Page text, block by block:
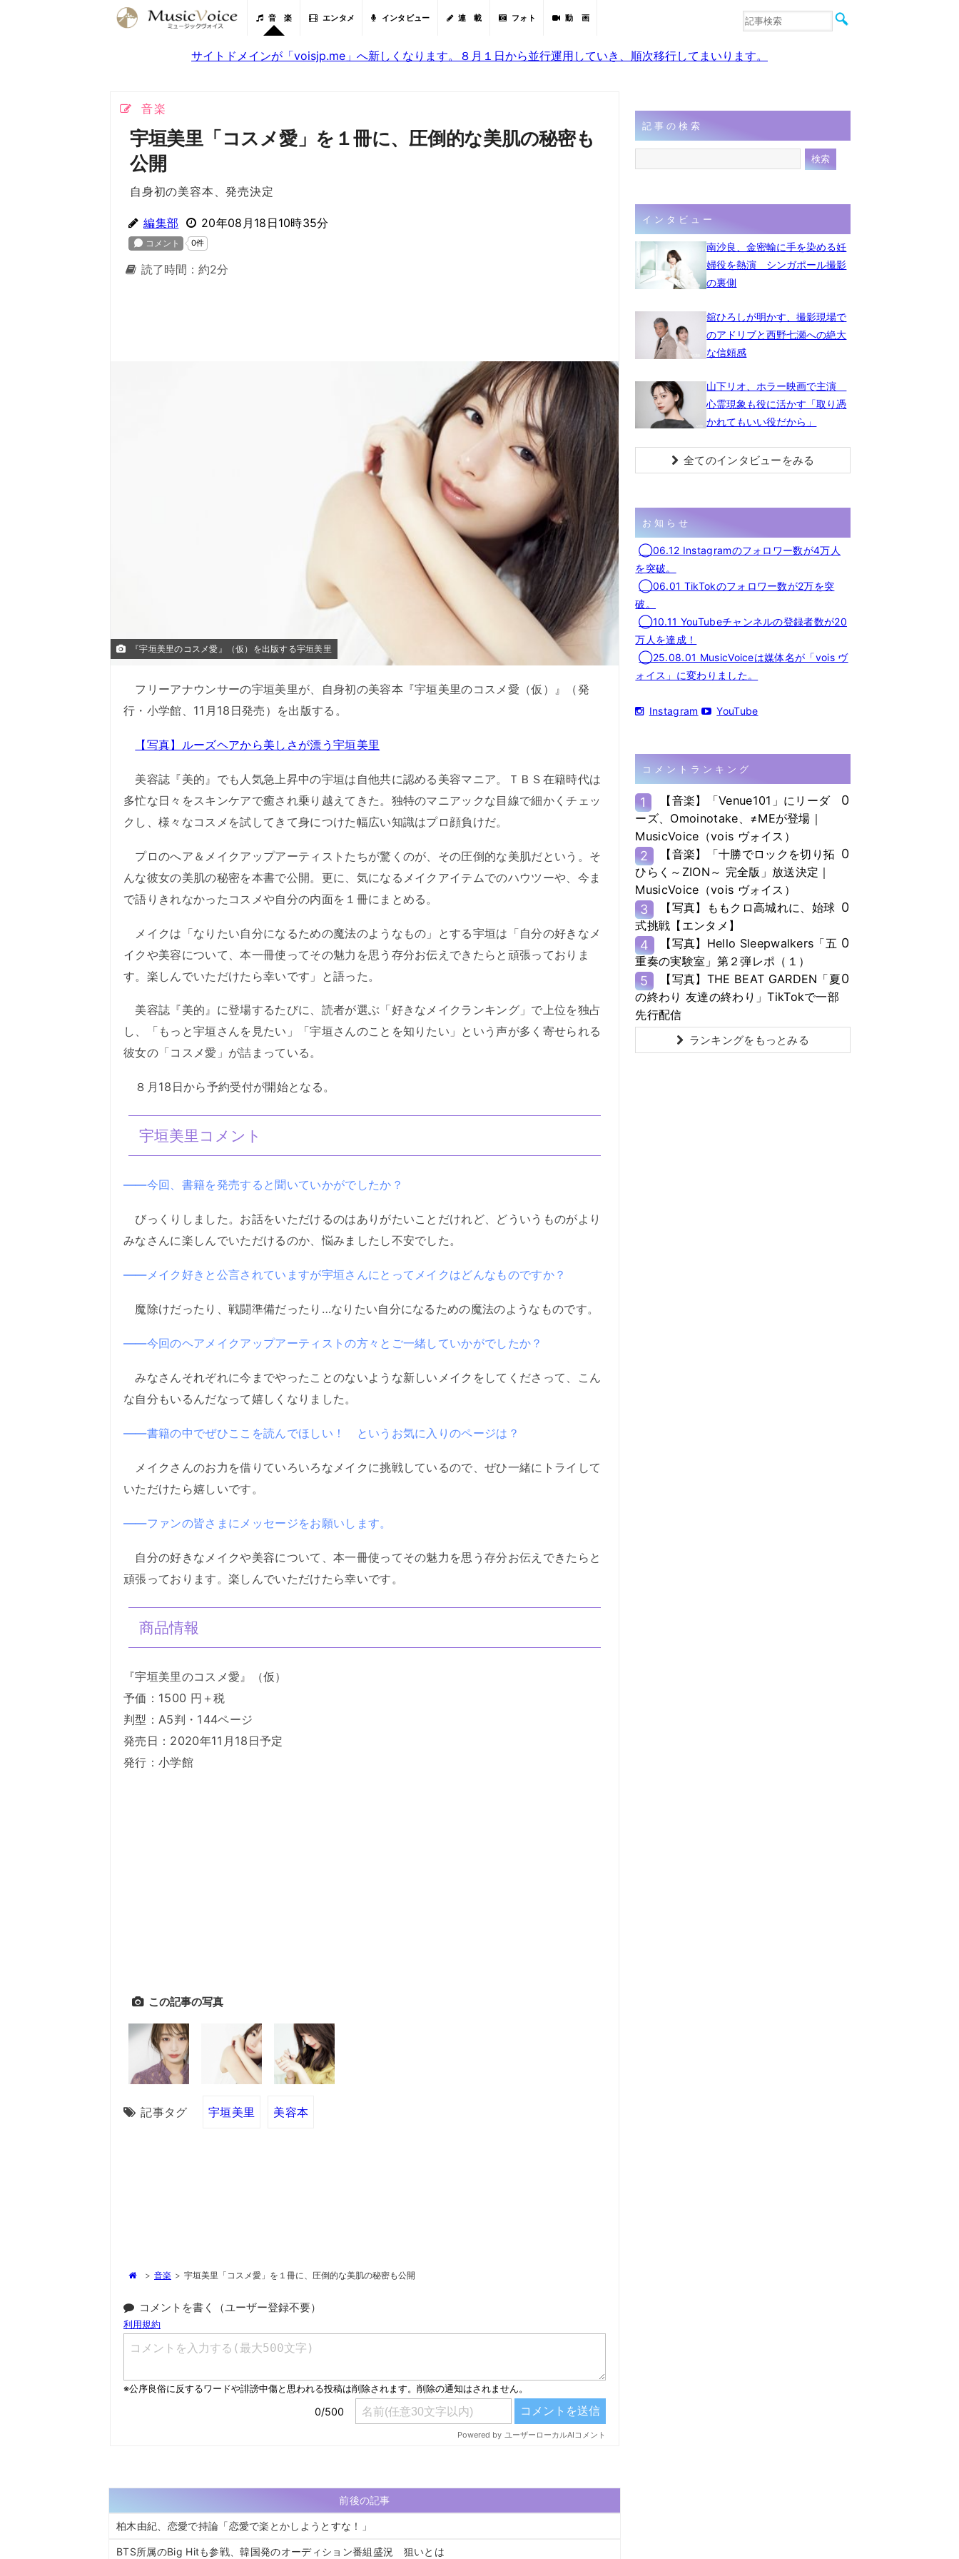
音 楽 エンタメ インタビュー 連 載 フォト 動 画
音楽
サイトドメインが「voisjp.me」へ新しくなります。８月１日から並行運用していき、順次移行してまいります。
音楽
宇垣美里「コスメ愛」を１冊に、圧倒的な美肌の秘密も
公開
自身初の美容本、発売決定
編集部 20年08月18日10時35分
読了時間：約2分
『宇垣美里のコスメ愛』（仮）を出版する宇垣美里
フリーアナウンサーの宇垣美里が、自身初の美容本『宇垣美里のコスメ愛（仮）』（発
行・小学館、11月18日発売）を出版する。
【写真】ルーズヘアから美しさが漂う宇垣美里
美容誌『美的』でも人気急上昇中の宇垣は自他共に認める美容マニア。ＴＢＳ在籍時代は
多忙な日々をスキンケアで癒され乗り越えてきた。独特のマニアックな目線で細かくチェッ
クし、様々なコスメを試してきて身につけた幅広い知識はプロ顔負けだ。
プロのへア＆メイクアップアーティストたちが驚くのが、その圧倒的な美肌だという。そ
んな彼女の美肌の秘密を本書で公開。更に、気になるメイクアイテムでのハウツーや、今ま
で語りきれなかったコスメや自分の内面を１冊にまとめる。
メイクは「なりたい自分になるための魔法のようなもの」とする宇垣は「自分の好きなメ
イクや美容について、本一冊使ってその魅力を思う存分お伝えできたらと頑張っておりま
す。楽しんでいただけたら幸いです」と語った。
美容誌『美的』に登場するたびに、読者が選ぶ「好きなメイクランキング」で上位を独占
し、「もっと宇垣さんを見たい」「宇垣さんのことを知りたい」という声が多く寄せられる
彼女の「コスメ愛」が詰まっている。
８月18日から予約受付が開始となる。
宇垣美里コメント
――今回、書籍を発売すると聞いていかがでしたか？
びっくりしました。お話をいただけるのはありがたいことだけれど、どういうものがより
みなさんに楽しんでいただけるのか、悩みましたし不安でした。
――メイク好きと公言されていますが宇垣さんにとってメイクはどんなものですか？
魔除けだったり、戦闘準備だったり…なりたい自分になるための魔法のようなものです。
――今回のヘアメイクアップアーティストの方々とご一緒していかがでしたか？
みなさんそれぞれに今までやったことのないような新しいメイクをしてくださって、こん
な自分もいるんだなって嬉しくなりました。
――書籍の中でぜひここを読んでほしい！ というお気に入りのページは？
メイクさんのお力を借りていろいろなメイクに挑戦しているので、ぜひ一緒にトライして
いただけたら嬉しいです。
――ファンの皆さまにメッセージをお願いします。
自分の好きなメイクや美容について、本一冊使ってその魅力を思う存分お伝えできたらと
頑張っております。楽しんでいただけたら幸いです。
商品情報
『宇垣美里のコスメ愛』（仮）
予価：1500 円＋税
判型：A5判・144ページ
発売日：2020年11月18日予定
発行：小学館
この記事の写真
記事タグ 宇垣美里 美容本
> 音楽 > 宇垣美里「コスメ愛」を１冊に、圧倒的な美肌の秘密も公開
コメントを書く（ユーザー登録不要）
前後の記事
柏木由紀、恋愛で持論「恋愛で楽とかしようとすな！」
BTS所属のBig Hitも参戦、韓国発のオーディション番組盛況 狙いとは
記事の検索
インタビュー
南沙良、金密輸に手を染める妊
婦役を熱演 シンガポール撮影
の裏側
舘ひろしが明かす、撮影現場で
のアドリブと西野七瀬への絶大
な信頼感
山下リオ、ホラー映画で主演
心霊現象も役に活かす「取り憑
かれてもいい役だから」
全てのインタビューをみる
お知らせ
◯06.12 Instagramのフォロワー数が4万人
を突破。
◯06.01 TikTokのフォロワー数が2万を突
破。
◯10.11 YouTubeチャンネルの登録者数が20
万人を達成！
◯25.08.01 MusicVoiceは媒体名が「vois ヴ
ォイス」に変わりました。
Instagram YouTube
コメントランキング
1
【音楽】「Venue101」にリーダ
ーズ、Omoinotake、≠MEが登場｜
MusicVoice（vois ヴォイス）
0
2
【音楽】「十勝でロックを切り拓
ひらく～ZION～ 完全版」放送決定｜
MusicVoice（vois ヴォイス）
0
3
【写真】ももクロ高城れに、始球
式挑戦【エンタメ】
0
4
【写真】Hello Sleepwalkers「五
重奏の実験室」第２弾レポ（１）
0
5
【写真】THE BEAT GARDEN「夏
の終わり 友達の終わり」TikTokで一部
先行配信
0
ランキングをもっとみる